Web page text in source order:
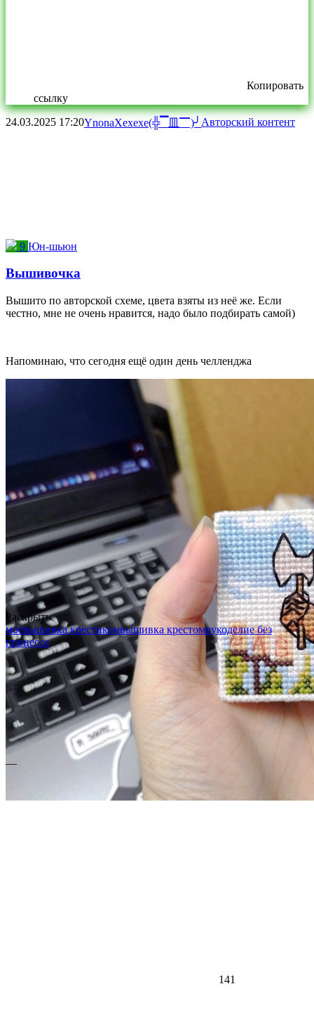
Копировать
ссылку
24.03.2025 17:20YnonaXexexe(╬▔皿▔)╯ Авторский контент
9 Юн-шьюн
Вышивочка
Вышито по авторской схеме, цвета взяты из неё же. Если
честно, мне не очень нравится, надо было подбирать самой)
Напоминаю, что сегодня ещё один день челленджа
Раскрыть
моёвышивка крестикомвышивка крестомрукоделие без
процесса
—
141